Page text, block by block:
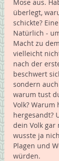
Mose aus.
überlegt,
schickte?
Natürlich -
Macht zu
vielleicht
nach der
beschwert
sondern
warum tust
Volk? Warum
hergesandt?
dein Volk gar
wusste ja
Plagen und
würden.